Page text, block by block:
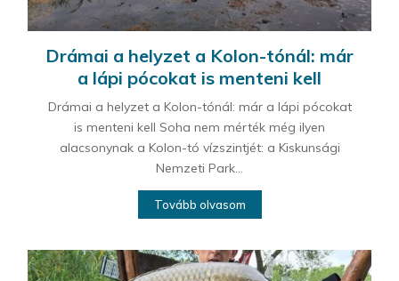
Drámai a helyzet a Kolon-tónál: már
a lápi pócokat is menteni kell
Drámai a helyzet a Kolon-tónál: már a lápi pócokat
is menteni kell Soha nem mérték még ilyen
alacsonynak a Kolon-tó vízszintjét: a Kiskunsági
Nemzeti Park...
Tovább olvasom